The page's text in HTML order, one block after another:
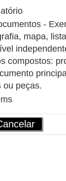
-
mapa,
compostos:
ou peças.